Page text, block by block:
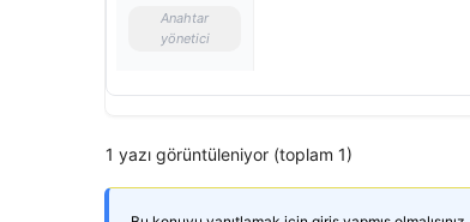
Anahtar
yönetici
1 yazı görüntüleniyor (toplam 1)